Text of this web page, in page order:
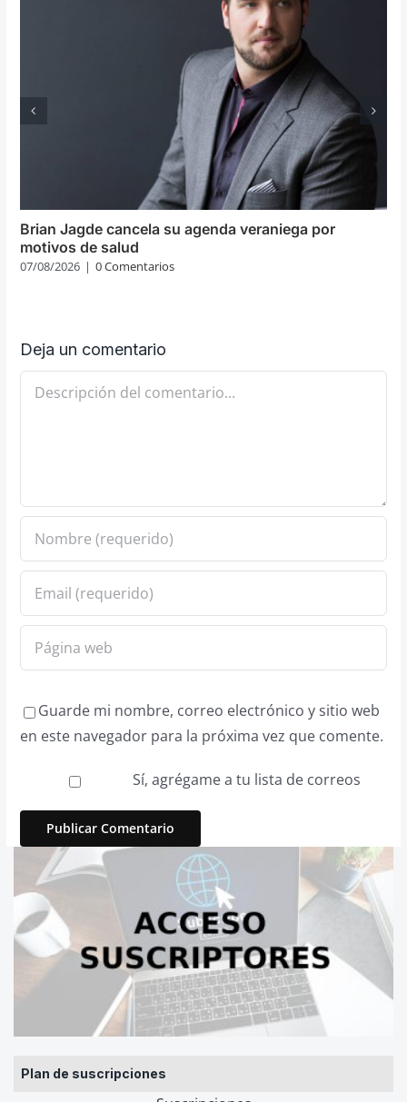
Plan de suscripciones
Brian Jagde cancela su agenda veraniega por
motivos de salud
07/08/2026 | 0 Comentarios
Deja un comentario
Comentario
Guarde mi nombre, correo electrónico y sitio web
en este navegador para la próxima vez que comente.
Sí, agrégame a tu lista de correos